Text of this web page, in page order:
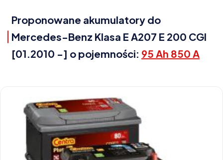
Proponowane akumulatory do
Mercedes-Benz Klasa E A207 E 200 CGI
[01.2010 -] o pojemności: 95 Ah 850 A